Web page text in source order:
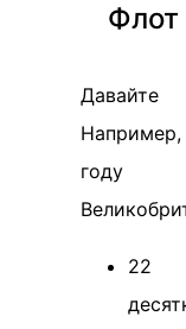
Флот
году
22